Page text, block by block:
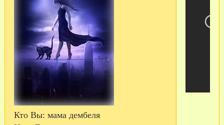
Кто Вы: мама дембеля